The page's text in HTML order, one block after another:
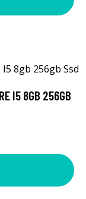
I5 8GB 256GB